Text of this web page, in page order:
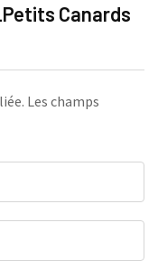
Canards
Les champs